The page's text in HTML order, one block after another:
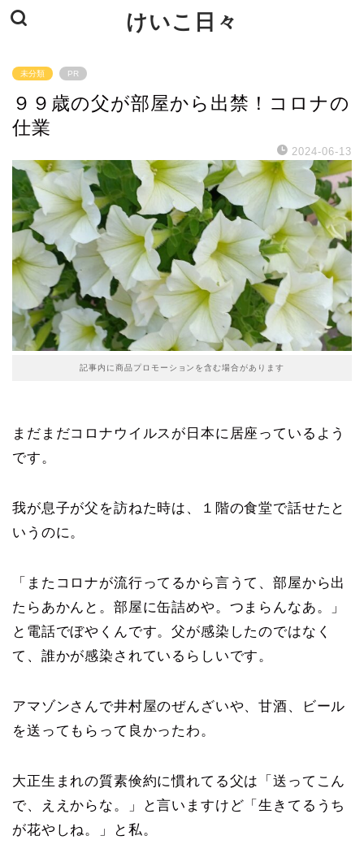
けいこ日々
未分類 PR
９９歳の父が部屋から出禁！コロナの
仕業
2024-06-13
記事内に商品プロモーションを含む場合があります
まだまだコロナウイルスが日本に居座っているよう
です。
我が息子が父を訪ねた時は、１階の食堂で話せたと
いうのに。
「またコロナが流行ってるから言うて、部屋から出
たらあかんと。部屋に缶詰めや。つまらんなあ。」
と電話でぼやくんです。父が感染したのではなく
て、誰かが感染されているらしいです。
アマゾンさんで井村屋のぜんざいや、甘酒、ビール
を送ってもらって良かったわ。
大正生まれの質素倹約に慣れてる父は「送ってこん
で、ええからな。」と言いますけど「生きてるうち
が花やしね。」と私。